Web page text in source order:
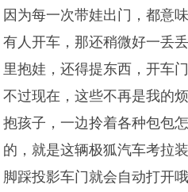
因为每一次带娃出门，都意
有人开车，那还稍微好一丢
里抱娃，还得提东西，开车
不过现在，这些不再是我的
抱孩子，一边拎着各种包包
的，就是这辆极狐汽车考拉
脚踩投影车门就会自动打开